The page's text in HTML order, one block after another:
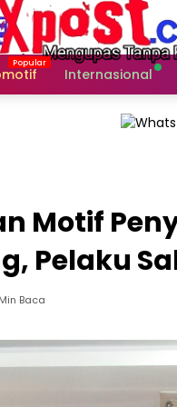
Internasional
Motif
Pelaku
Baca